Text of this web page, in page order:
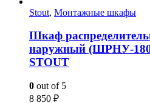
Stout, Монтажные шкафы
Шкаф
наружный (ШРНУ-
STOUT
0 out of 5
8 850 ₽